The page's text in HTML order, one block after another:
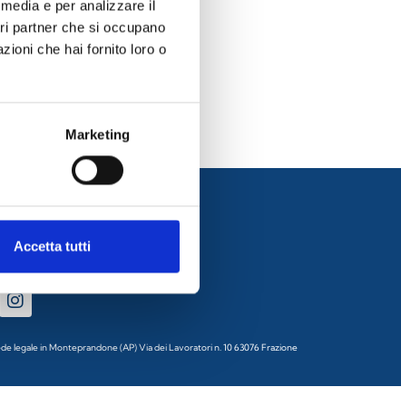
e per analizzare il
partner che si occupano
che hai fornito loro o
Marketing
Accetta tutti
legale in Monteprandone (AP) Via dei Lavoratori n. 10 63076 Frazione